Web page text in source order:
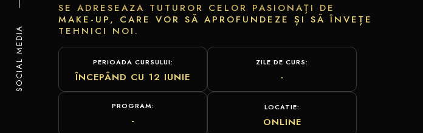
SOCIAL MEDIA
SE ADRESEAZA TUTUROR CELOR PASIONAȚI DE
MAKE-UP, CARE VOR SĂ APROFUNDEZE ȘI SĂ ÎNVEȚE
TEHNICI NOI.
PERIOADA CURSULUI:
ÎNCEPÂND CU 12 IUNIE
ZILE DE CURS:
-
PROGRAM:
-
LOCATIE:
ONLINE